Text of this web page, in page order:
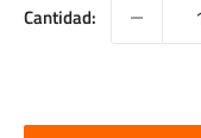
Cantidad: